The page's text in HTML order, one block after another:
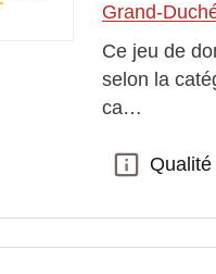
Grand-
Ce jeu de
selon la
ca…
Qualité